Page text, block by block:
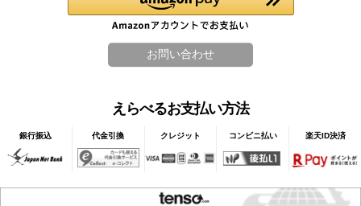
えらべるお支払い方法
銀行振込 代金引換 クレジット コンビニ払い 楽天ID決済